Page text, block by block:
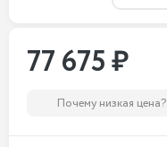
77 675 ₽
Почему низкая цена?